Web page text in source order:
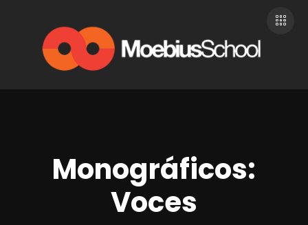
Monográficos:
Voces